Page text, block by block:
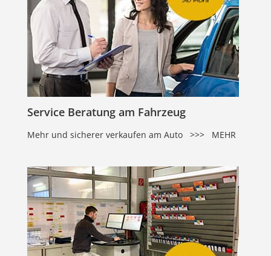
Service Beratung am Fahrzeug
Mehr und sicherer verkaufen am Auto >>> MEHR